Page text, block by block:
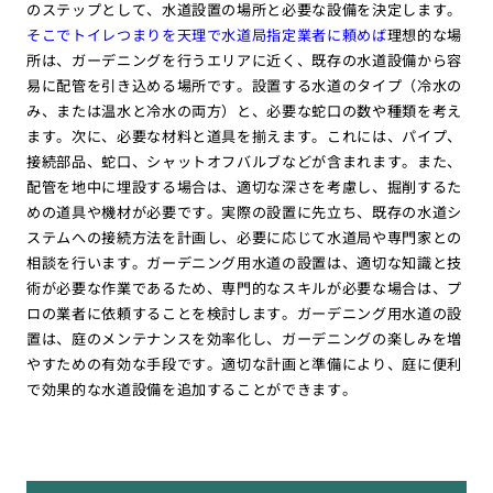
のステップとして、水道設置の場所と必要な設備を決定します。
そこでトイレつまりを天理で水道局指定業者に頼めば理想的な場
所は、ガーデニングを行うエリアに近く、既存の水道設備から容
易に配管を引き込める場所です。設置する水道のタイプ（冷水の
み、または温水と冷水の両方）と、必要な蛇口の数や種類を考え
ます。次に、必要な材料と道具を揃えます。これには、パイプ、
接続部品、蛇口、シャットオフバルブなどが含まれます。また、
配管を地中に埋設する場合は、適切な深さを考慮し、掘削するた
めの道具や機材が必要です。実際の設置に先立ち、既存の水道シ
ステムへの接続方法を計画し、必要に応じて水道局や専門家との
相談を行います。ガーデニング用水道の設置は、適切な知識と技
術が必要な作業であるため、専門的なスキルが必要な場合は、プ
ロの業者に依頼することを検討します。ガーデニング用水道の設
置は、庭のメンテナンスを効率化し、ガーデニングの楽しみを増
やすための有効な手段です。適切な計画と準備により、庭に便利
で効果的な水道設備を追加することができます。